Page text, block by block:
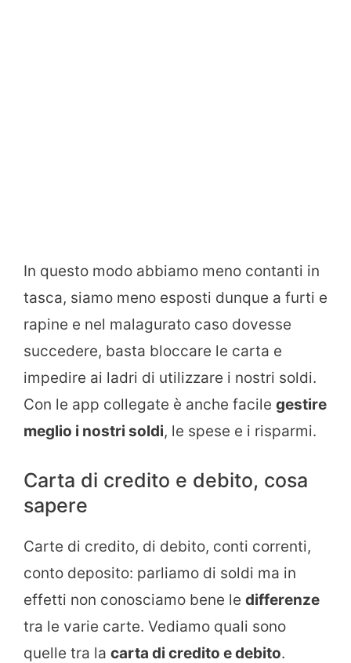
In questo modo abbiamo meno contanti in
tasca, siamo meno esposti dunque a furti e
rapine e nel malagurato caso dovesse
succedere, basta bloccare le carta e
impedire ai ladri di utilizzare i nostri soldi.
Con le app collegate è anche facile gestire
meglio i nostri soldi, le spese e i risparmi.
Carta di credito e debito, cosa
sapere
Carte di credito, di debito, conti correnti,
conto deposito: parliamo di soldi ma in
effetti non conosciamo bene le differenze
tra le varie carte. Vediamo quali sono
quelle tra la carta di credito e debito.